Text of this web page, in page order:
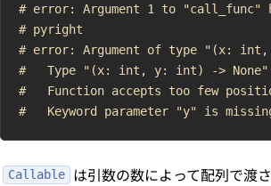
# error: Argument 1 to
# pyright
# error: Argument of type "(x: int,
#   Type "(x: int, y: int) -> None"
#   Function accepts too few
Callable
は引数の数によって配列で渡